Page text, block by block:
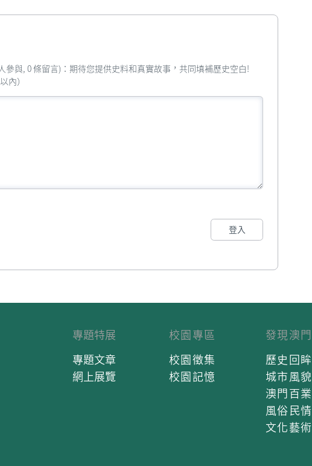
參與, 0 條留言)：期待您提供史料和真實故事，共同填補歷史空白!
內）
登入
專題特展
專題文章
網上展覽
校園專區
校園徵集
校園記憶
發現澳門
歷史回眸
城市風貌
澳門百業
風俗民情
文化藝術